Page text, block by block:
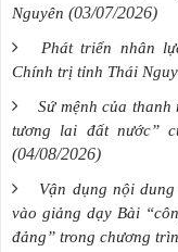
Nguyên (03/07/2026)
Phát triển nhân
Chính trị tỉnh Thái
Sứ mệnh của
tương lai đất nước”
(04/08/2026)
Vận dụng nội
vào giảng dạy Bài
đảng” trong chương